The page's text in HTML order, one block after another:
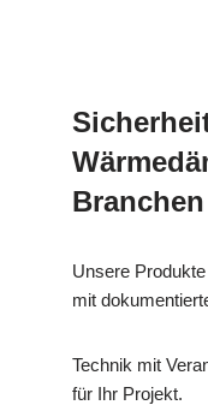
Branchen
Unsere
mit
Technik mit
für Ihr Projekt.